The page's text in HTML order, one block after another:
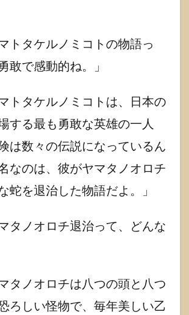
マトタケルノミコトの物語っ
敢で感動的ね。」
トタケルノミコトは、日本の
する最も勇敢な英雄の一人
は数々の伝説になっているん
なのは、彼がヤマタノオロチ
蛇を退治した物語だよ。」
マタノオロチ退治って、どんな
マタノオロチは八つの頭と八つ
ろしい怪物で、毎年美しい乙